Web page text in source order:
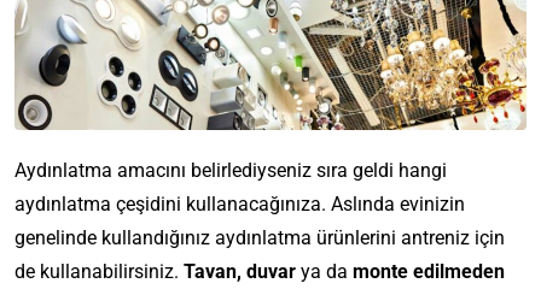
Aydınlatma amacını belirlediyseniz sıra geldi hangi
aydınlatma çeşidini kullanacağınıza. Aslında evinizin
genelinde kullandığınız aydınlatma ürünlerini antreniz için
de kullanabilirsiniz. Tavan, duvar ya da monte edilmeden